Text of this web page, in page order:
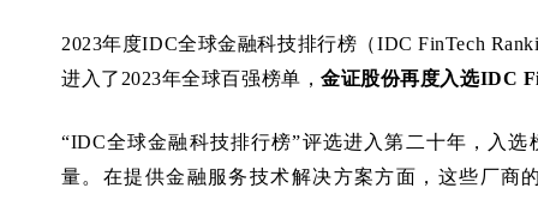
2023年度IDC全球金融科技排行榜（IDC FinTech
进入了2023年全球百强榜单，金证股份再度入选IDC
“IDC全球金融科技排行榜”评选进入第二十年，入
量。在提供金融服务技术解决方案方面，这些厂商